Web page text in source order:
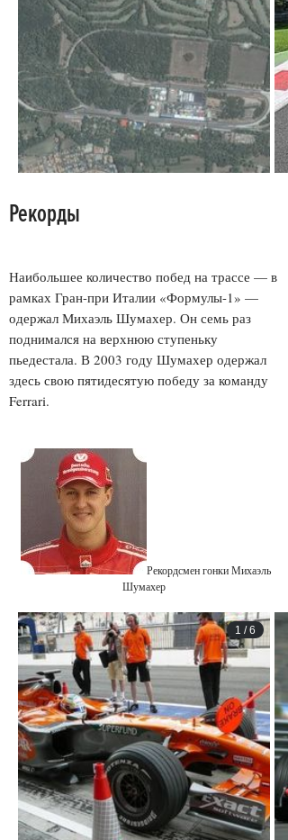
Рекорды
Наибольшее количество побед на трассе — в
рамках Гран-при Италии «Формулы-1» —
одержал Михаэль Шумахер. Он семь раз
поднимался на верхнюю ступеньку
пьедестала. В 2003 году Шумахер одержал
здесь свою пятидесятую победу за команду
Ferrari.
Рекордсмен гонки Михаэль
Шумахер
1 /6